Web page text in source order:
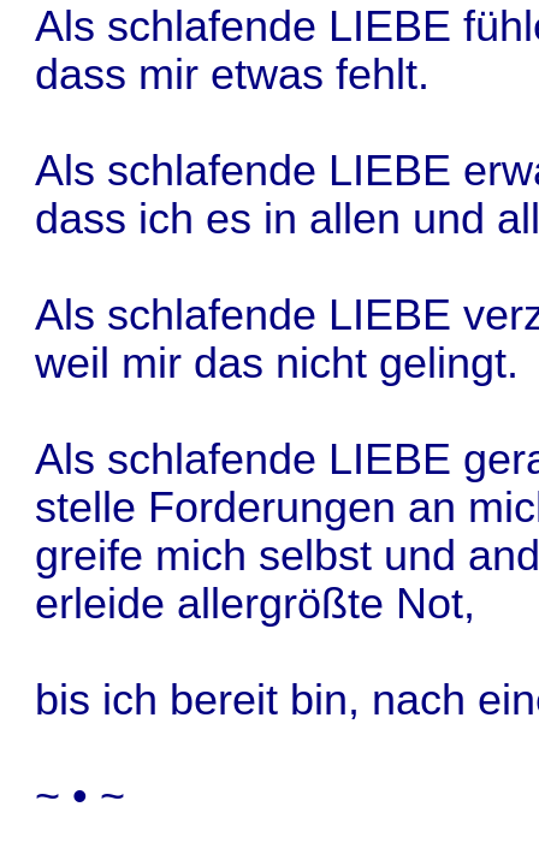
Als schlafende LIEBE
dass mir etwas fehlt.
Als schlafende LIEBE
dass ich es in allen und
Als schlafende LIEBE
weil mir das nicht gelingt.
Als schlafende LIEBE
stelle Forderungen an
greife mich selbst und
erleide allergrößte Not,
bis ich bereit bin, nach
~ • ~